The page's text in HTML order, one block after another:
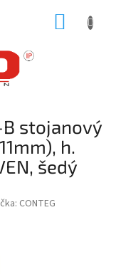
stojanový
h.
šedý
CONTEG